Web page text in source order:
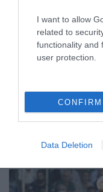
I want to allow
related to
functionality and
user protection.
CONFIRM
Data Deletion